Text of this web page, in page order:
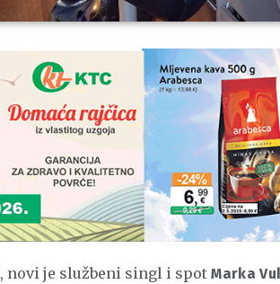
, novi je službeni singl i spotMarka